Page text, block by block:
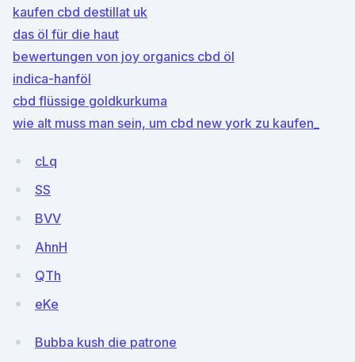
kaufen cbd destillat uk
das öl für die haut
bewertungen von joy organics cbd öl
indica-hanföl
cbd flüssige goldkurkuma
wie alt muss man sein, um cbd new york zu kaufen_
cLq
SS
BVV
AhnH
QTh
eKe
Bubba kush die patrone